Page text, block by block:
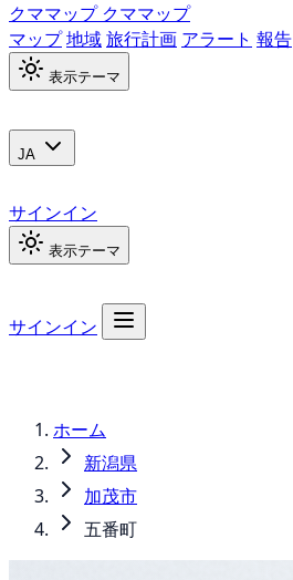
クママップ クママップ
マップ地域旅行計画 アラート 報告
表示テーマ
JA
サインイン
表示テーマ
サインイン
ホーム
新潟県
加茂市
五番町